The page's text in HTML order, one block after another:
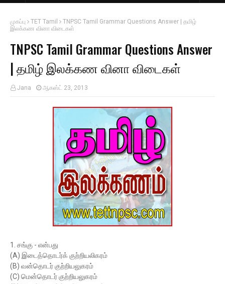
முகப்பு TET Tamil
TNPSC Tamil Grammar Questions Answer | தமிழ்
இலக்கண வினா விடைகள்
TNPSC Tamil Grammar Questions Answer
| தமிழ் இலக்கண வினா விடைகள்
Jana ஆகஸ்ட் 23, 2013
1. சங்கு - என்பது
(A) இடைத்தொடர்க் குற்றியலிகரம்
(B) வன்தொடர் குற்றியலுகரம்
(C) மென்தொடர் குற்றியலுகரம்